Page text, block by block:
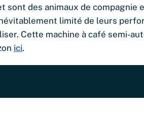
sont des animaux de compagnie
limité de leurs
Cette machine à café semi-
ici.